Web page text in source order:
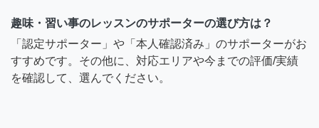
趣味・習い事のレッスンのサポーターの選び方は？
「認定サポーター」や「本人確認済み」のサポーターがお
すすめです。その他に、対応エリアや今までの評価/実績
を確認して、選んでください。